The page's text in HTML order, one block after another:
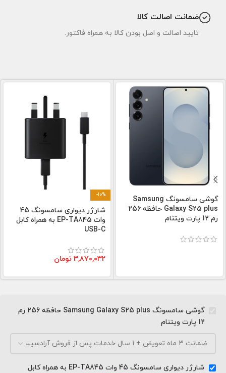
ضمانت اصالت کالا
تایید اصالت و اصل بودن کالا به همراه فاکتور.
گوشی سامسونگ Samsung
Galaxy S25 plus حافظه 256
رم 12 پارت ویتنام
-10%
شارژر دیواری سامسونگ 45
وات EP-TA845 به همراه کابل
USB-C
۳,۸۷۰,۰۳۲ تومان
گوشی سامسونگ Samsung Galaxy S25 plus حافظه 256 رم
12 پارت ویتنام
شارژر دیواری سامسونگ 45 وات EP-TA845 به همراه کابل